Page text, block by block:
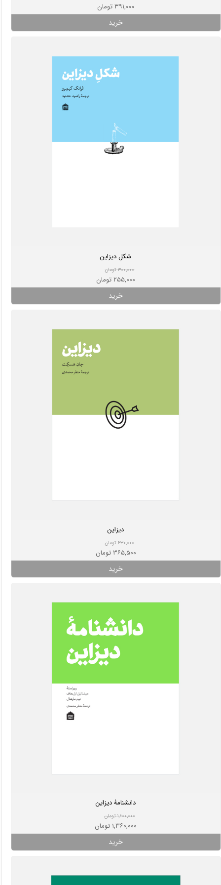
۳۹۱,۰۰۰ تومان
خرید
شکلِ دیزاین
۳۰۰,۰۰۰ تومان
۲۵۵,۰۰۰ تومان
خرید
دیزاین
۴۳۰,۰۰۰ تومان
۳۶۵,۵۰۰ تومان
خرید
دانشنامۀ دیزاین
۱,۶۰۰,۰۰۰ تومان
۱,۳۶۰,۰۰۰ تومان
خرید